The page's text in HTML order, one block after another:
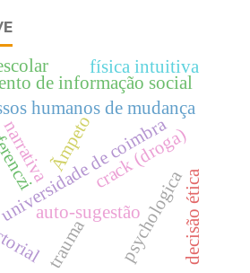
auto-sugestão
de coimbra
psychologica
narrativa
humanos de mudança
crack (droga)
de informação social
decisão ética
trauma
física intuitiva
Ãmpeto